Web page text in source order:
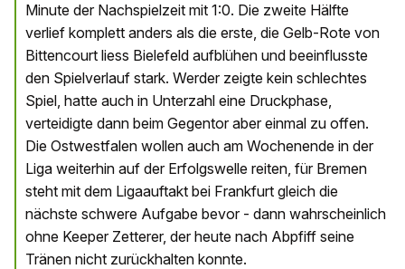
Minute der Nachspielzeit mit 1:0. Die zweite Hälfte
verlief komplett anders als die erste, die Gelb-Rote von
Bittencourt liess Bielefeld aufblühen und beeinflusste
den Spielverlauf stark. Werder zeigte kein schlechtes
Spiel, hatte auch in Unterzahl eine Druckphase,
verteidigte dann beim Gegentor aber einmal zu offen.
Die Ostwestfalen wollen auch am Wochenende in der
Liga weiterhin auf der Erfolgswelle reiten, für Bremen
steht mit dem Ligaauftakt bei Frankfurt gleich die
nächste schwere Aufgabe bevor - dann wahrscheinlich
ohne Keeper Zetterer, der heute nach Abpfiff seine
Tränen nicht zurückhalten konnte.